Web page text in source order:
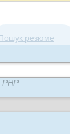
резюме